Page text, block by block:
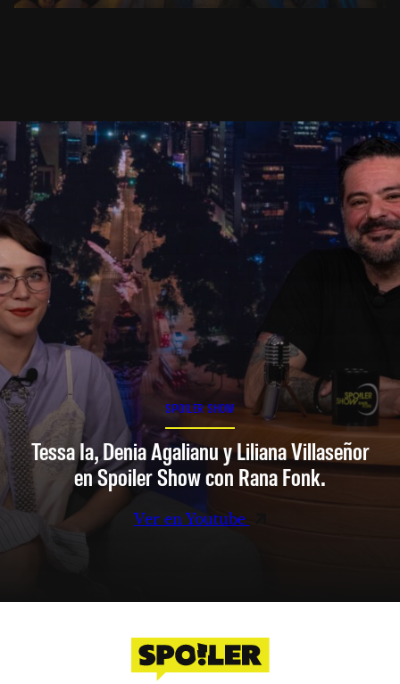
SPOILER SHOW
Tessa Ia, Denia Agalianu y Liliana Villaseñor
en Spoiler Show con Rana Fonk.
Ver en Youtube